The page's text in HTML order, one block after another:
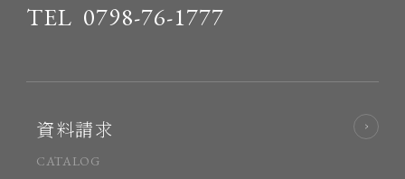
TEL 0798-76-1777
資料請求
CATALOG